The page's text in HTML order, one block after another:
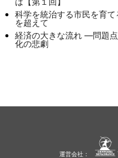
科学を統治する市民を育
を超えて
経済の大きな流れ ―問題
化の悲劇
運営会社：